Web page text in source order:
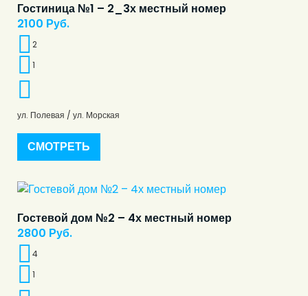
Гостиница №1 – 2_3х местный номер
2100 Руб.
2
1
ул. Полевая / ул. Морская
СМОТРЕТЬ
Гостевой дом №2 – 4х местный номер
2800 Руб.
4
1